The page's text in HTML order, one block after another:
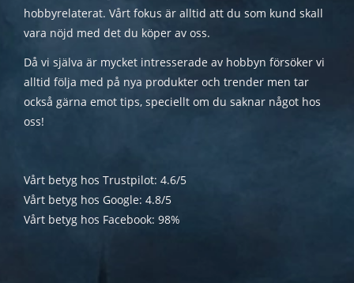
hobbyrelaterat. Vårt fokus är alltid att du som kund skall
vara nöjd med det du köper av oss.
Då vi själva är mycket intresserade av hobbyn försöker vi
alltid följa med på nya produkter och trender men tar
också gärna emot tips, speciellt om du saknar något hos
oss!
Vårt betyg hos Trustpilot: 4.6/5
Vårt betyg hos Google: 4.8/5
Vårt betyg hos Facebook: 98%